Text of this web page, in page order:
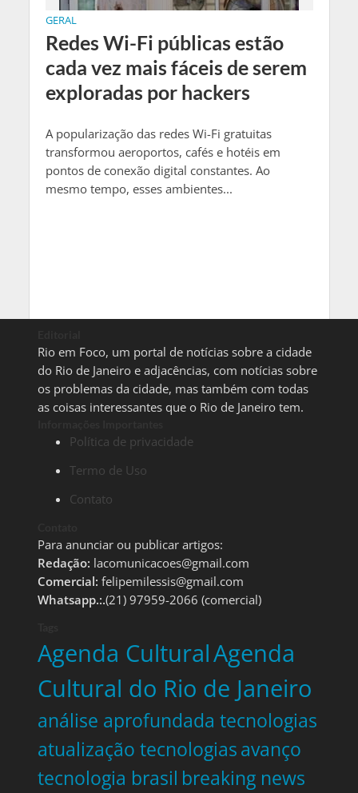
GERAL
Redes Wi-Fi públicas estão
cada vez mais fáceis de serem
exploradas por hackers
A popularização das redes Wi-Fi gratuitas
transformou aeroportos, cafés e hotéis em
pontos de conexão digital constantes. Ao
mesmo tempo, esses ambientes...
Rio em Foco, um portal de notícias sobre a cidade
do Rio de Janeiro e adjacências, com notícias sobre
os problemas da cidade, mas também com todas
as coisas interessantes que o Rio de Janeiro tem.
Política de privacidade
Termo de Uso
Contato
Para anunciar ou publicar artigos:
Redação: lacomunicacoes@gmail.com
Comercial: felipemilessis@gmail.com
Whatsapp.:.(21) 97959-2066 (comercial)
Agenda CulturalAgenda
Cultural do Rio de Janeiro
análise aprofundada tecnologias
atualização tecnologiasavanço
tecnologia brasil breaking news